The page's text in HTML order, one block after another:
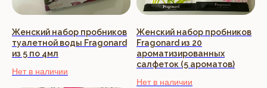
Женский набор пробников
туалетной воды Fragonard
из 5 по 4мл
Нет в наличии
Женский набор пробников
Fragonard из 20
ароматизированных
салфеток (5 ароматов)
Нет в наличии